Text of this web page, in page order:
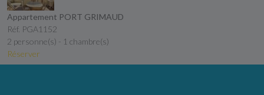
Appartement PORT GRIMAUD
Réf. PGA1152
2 personne(s) - 1 chambre(s)
Réserver